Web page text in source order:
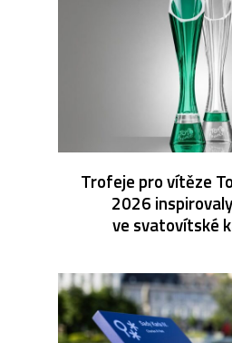
Trofeje pro vítěze
2026
ve svatovítské